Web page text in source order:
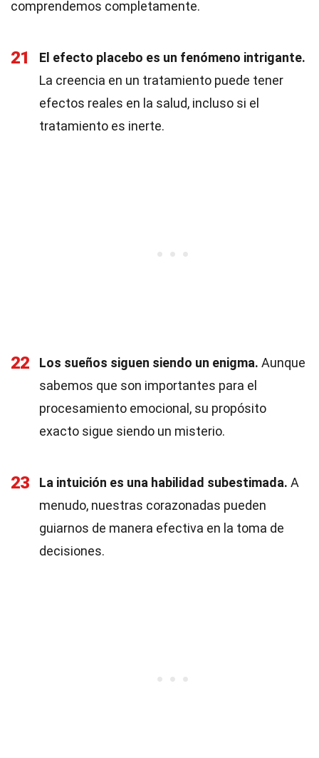
comprendemos completamente.
21
El efecto placebo es un fenómeno intrigante.
La creencia en un tratamiento puede tener
efectos reales en la salud, incluso si el
tratamiento es inerte.
22 Los sueños siguen siendo un enigma. Aunque
sabemos que son importantes para el
procesamiento emocional, su propósito
exacto sigue siendo un misterio.
23 La intuición es una habilidad subestimada. A
menudo, nuestras corazonadas pueden
guiarnos de manera efectiva en la toma de
decisiones.